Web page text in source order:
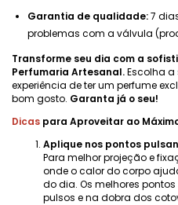
Garantia de qualidade:7
problemas com a válvula
Transforme seu dia com a
Perfumaria Artesanal.Escolha
experiência de ter um perfume
bom gosto. Garanta já o seu!
Dicas para Aproveitar ao
Aplique nos pontos
Para melhor projeção e
onde o calor do corpo
do dia. Os melhores
pulsos e na dobra dos